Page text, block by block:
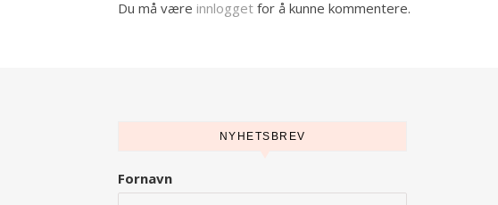
Du må være innlogget for å kunne kommentere.
NYHETSBREV
Fornavn